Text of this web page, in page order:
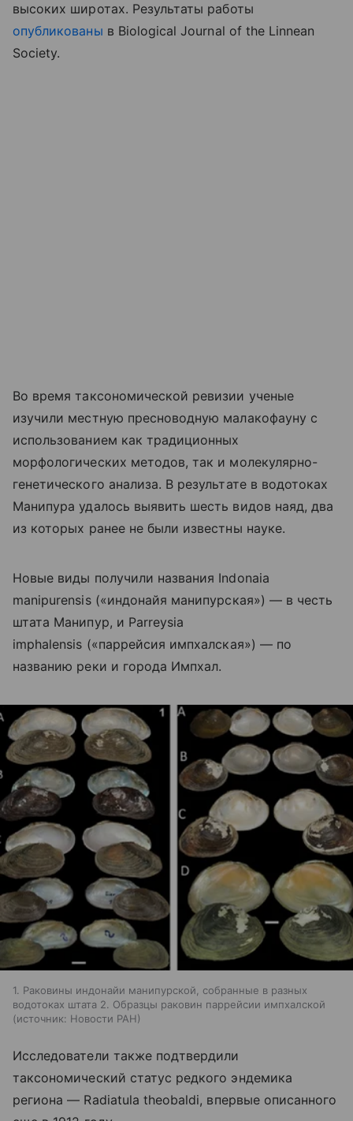
высоких широтах. Результаты работы
опубликованы в Biological Journal of the Linnean
Society.
Во время таксономической ревизии ученые
изучили местную пресноводную малакофауну с
использованием как традиционных
морфологических методов, так и молекулярно-
генетического анализа. В результате в водотоках
Манипура удалось выявить шесть видов наяд, два
из которых ранее не были известны науке.
Новые виды получили названия Indonaia
manipurensis («индонайя манипурская») — в честь
штата Манипур, и Parreysia
imphalensis («паррейсия импхалская») — по
названию реки и города Импхал.
1. Раковины индонайи манипурской, собранные в разных
водотоках штата 2. Образцы раковин паррейсии импхалской
источник: Новости РАН
Исследователи также подтвердили
таксономический статус редкого эндемика
региона — Radiatula theobaldi, впервые описанного